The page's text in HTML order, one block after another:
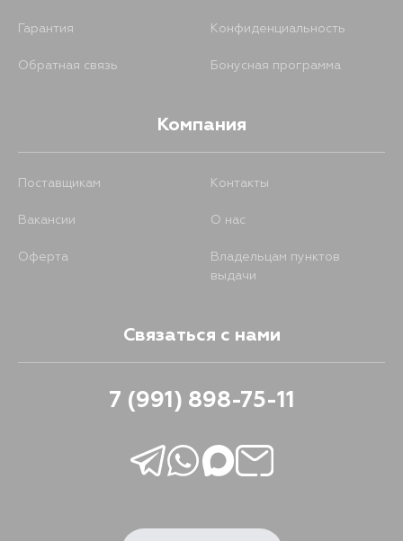
Гарантия Конфиденциальность
Обратная связь Бонусная программа
Компания
Поставщикам Контакты
Вакансии О нас
Оферта
Владельцам пунктов
выдачи
Связаться с нами
7 (991) 898-75-11